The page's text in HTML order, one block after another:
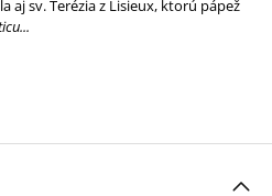
aj sv. Terézia z Lisieux, ktorú pápež